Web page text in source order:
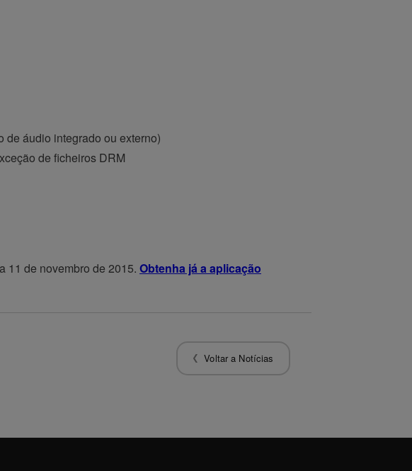
de áudio integrado ou externo)
de ficheiros DRM
11 de novembro de 2015. Obtenha já a aplicação
Voltar a Notícias